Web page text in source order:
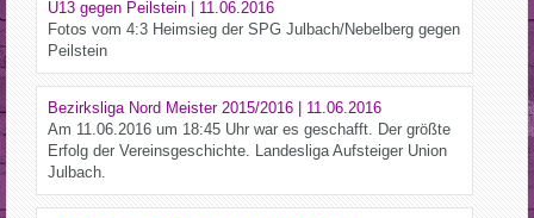
U13 gegen Peilstein | 11.06.2016
Fotos vom 4:3 Heimsieg der SPG Julbach/Nebelberg gegen
Peilstein
Bezirksliga Nord Meister 2015/2016 | 11.06.2016
Am 11.06.2016 um 18:45 Uhr war es geschafft. Der größte
Erfolg der Vereinsgeschichte. Landesliga Aufsteiger Union
Julbach.